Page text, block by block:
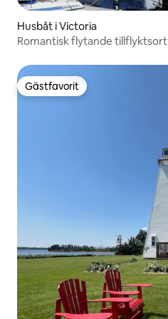
Husbåt i Victoria
Romantisk flytande tillflyktsort
Gästfavorit
Gästfavorit